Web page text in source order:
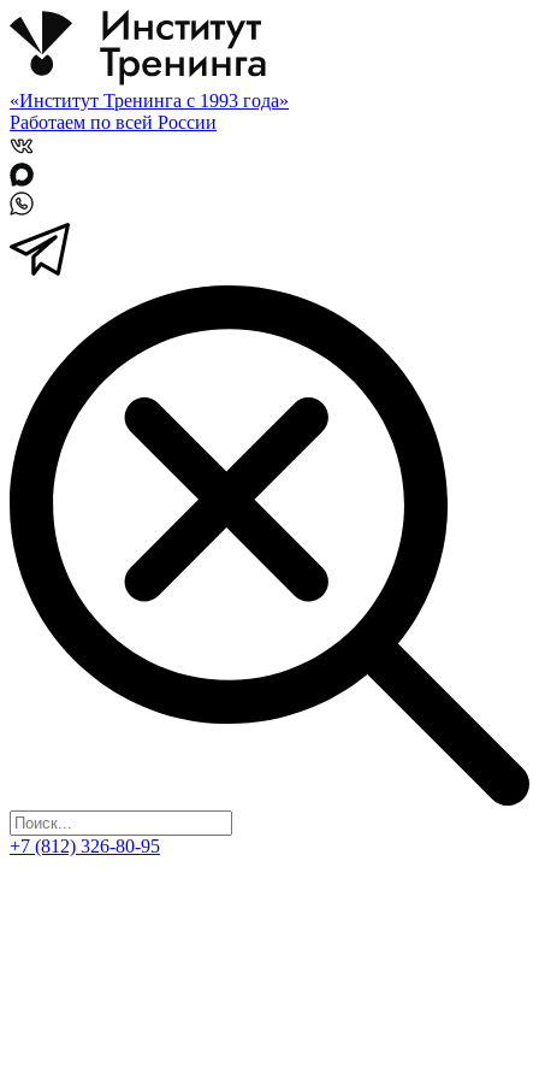
«Институт Тренинга с 1993 года»
Работаем по всей России
+7 (812) 326-80-95